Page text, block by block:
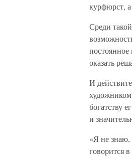
курфюрст,
Среди
оказать
И
богатству
и
«Я не знаю,
говорится